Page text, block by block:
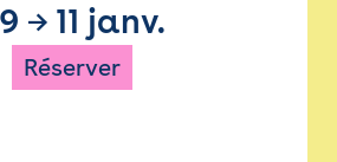
→ 11 janv.
Réserver